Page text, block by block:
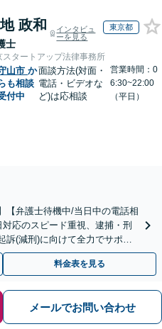
政和
士
インタビュ
ーを見る
東京都
スタートアップ法律事務所
山市 か
も相談
付中
面談方法(対面・
電話・ビデオな
ど)は応相談
営業時間：0
6:30~22:00
（平日）
【弁護士待機中/当日中の電話相
応のスピード重視、逮捕・刑
訴(減刑)に向けて全力でサポー
料金表を見る
メールでお問い合わせ